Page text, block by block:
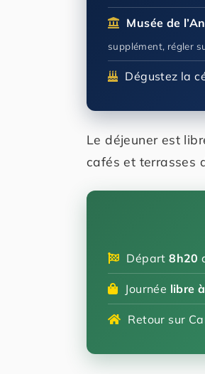
Musée de
supplément, régler
Dégustez la
Le déjeuner est
cafés et terrasses
Départ8h20
Journée libre
Retour sur